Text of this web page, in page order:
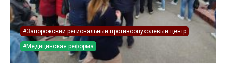
#Запорожский региональный противоопухолевый центр
#Медицинская реформа